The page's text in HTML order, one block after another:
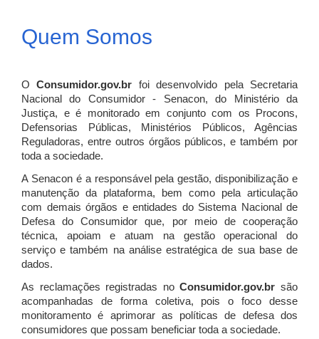
Quem Somos
OConsumidor.gov.br
foi desenvolvido pela Secretaria
Nacional do Consumidor - Senacon, do Ministério da
Justiça, e é monitorado em conjunto com os Procons,
Defensorias Públicas, Ministérios Públicos, Agências
Reguladoras, entre outros órgãos públicos, e também por
toda a sociedade.
A Senacon é a responsável pela gestão, disponibilização e
manutenção da plataforma, bem como pela articulação
com demais órgãos e entidades do Sistema Nacional de
Defesa do Consumidor que, por meio de cooperação
técnica, apoiam e atuam na gestão operacional do
serviço e também na análise estratégica de sua base de
dados.
As reclamações registradas noConsumidor.gov.br são
acompanhadas de forma coletiva, pois o foco desse
monitoramento é aprimorar as políticas de defesa dos
consumidores que possam beneficiar toda a sociedade.